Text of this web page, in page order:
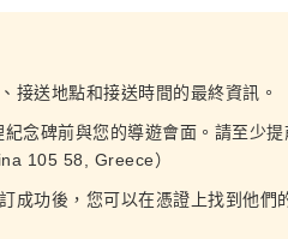
接送地點和接送時間的最終資訊。
念碑前與您的導遊會面。請至少
105 58, Greece）
成功後，您可以在憑證上找到他們